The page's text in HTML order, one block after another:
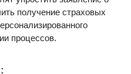
получение страховых
процессов.